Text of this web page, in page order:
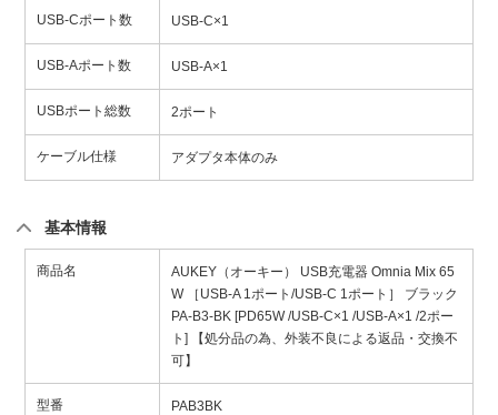
USB-Cポート数 USB-C×1
USB-Aポート数 USB-A×1
USBポート総数 2ポート
ケーブル仕様 アダプタ本体のみ
基本情報
商品名
AUKEY（オーキー） USB充電器 Omnia Mix 65
W ［USB-A 1ポート/USB-C 1ポート］ ブラック
PA-B3-BK [PD65W /USB-C×1 /USB-A×1 /2ポー
ト] 【処分品の為、外装不良による返品・交換不
可】
型番 PAB3BK